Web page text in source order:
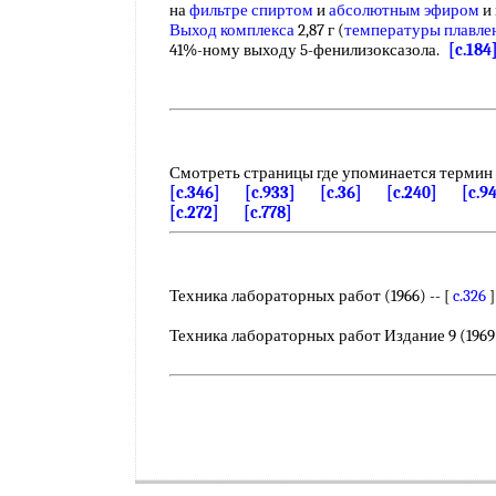
нафильтре спиртом иабсолютным эфиром и
Выход комплекса2,87 г (температуры
41%-ному выходу 5-фенилизоксазола.
Смотреть страницы где упоминается термин
[c.346]
[c.933] [c.36] [c.240]
[c.272]
[c.778]
Техника лабораторных работ (1966) -- [c.326 ]
Техника лабораторных работ Издание 9